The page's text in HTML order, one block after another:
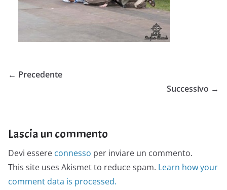
← Precedente
Successivo →
Lascia un commento
Devi essere connesso per inviare un commento.
This site uses Akismet to reduce spam. Learn how your
comment data is processed.